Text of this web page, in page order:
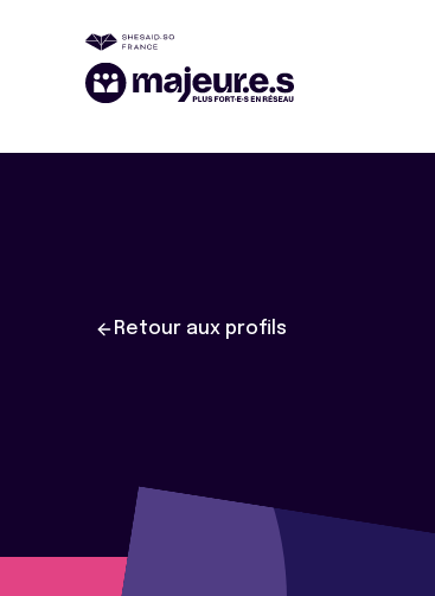
Retour aux profils